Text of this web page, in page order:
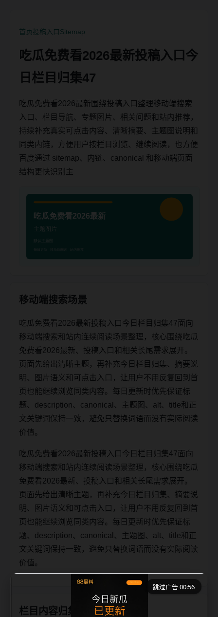
首页投稿入口Sitemap
吃瓜免费看2026最新投稿入口今
日栏目归集47
吃瓜免费看2026最新围绕投稿入口整理移动端搜索
入口、栏目导航、专题图片、相关问题和站内推荐，
持续补充真实可点击内容、清晰摘要、主题图说明和
同类内链，方便用户按栏目浏览、继续阅读，也方便
百度通过 sitemap、内链、canonical 和移动端页面
结构更快识别主
移动端搜索场景
吃瓜免费看2026最新投稿入口今日栏目归集47面向
移动端搜索和站内连续阅读场景整理，核心围绕吃瓜
免费看2026最新、投稿入口和相关长尾需求展开。
页面先给出清晰主题，再补充今日栏目归集、摘要说
明、图片语义和可点击入口，让用户不用反复回到首
页也能继续浏览同类内容。每日更新时优先保证标
题、description、canonical、主题图、alt、title和正
文关键词保持一致，避免只替换词语而没有实际阅读
价值。
吃瓜免费看2026最新投稿入口今日栏目归集47面向
移动端搜索和站内连续阅读场景整理，核心围绕吃瓜
免费看2026最新、投稿入口和相关长尾需求展开。
页面先给出清晰主题，再补充今日栏目归集、摘要说
明、图片语义和可点击入口，让用户不用反复回到首
页也能继续浏览同类内容。每日更新时优先保证标
题、description、canonical、主题图、alt、title和正
文关键词保持一致，避免只替换词语而没有实际阅读
价值。
栏目内容归集
跳过广告 00:56